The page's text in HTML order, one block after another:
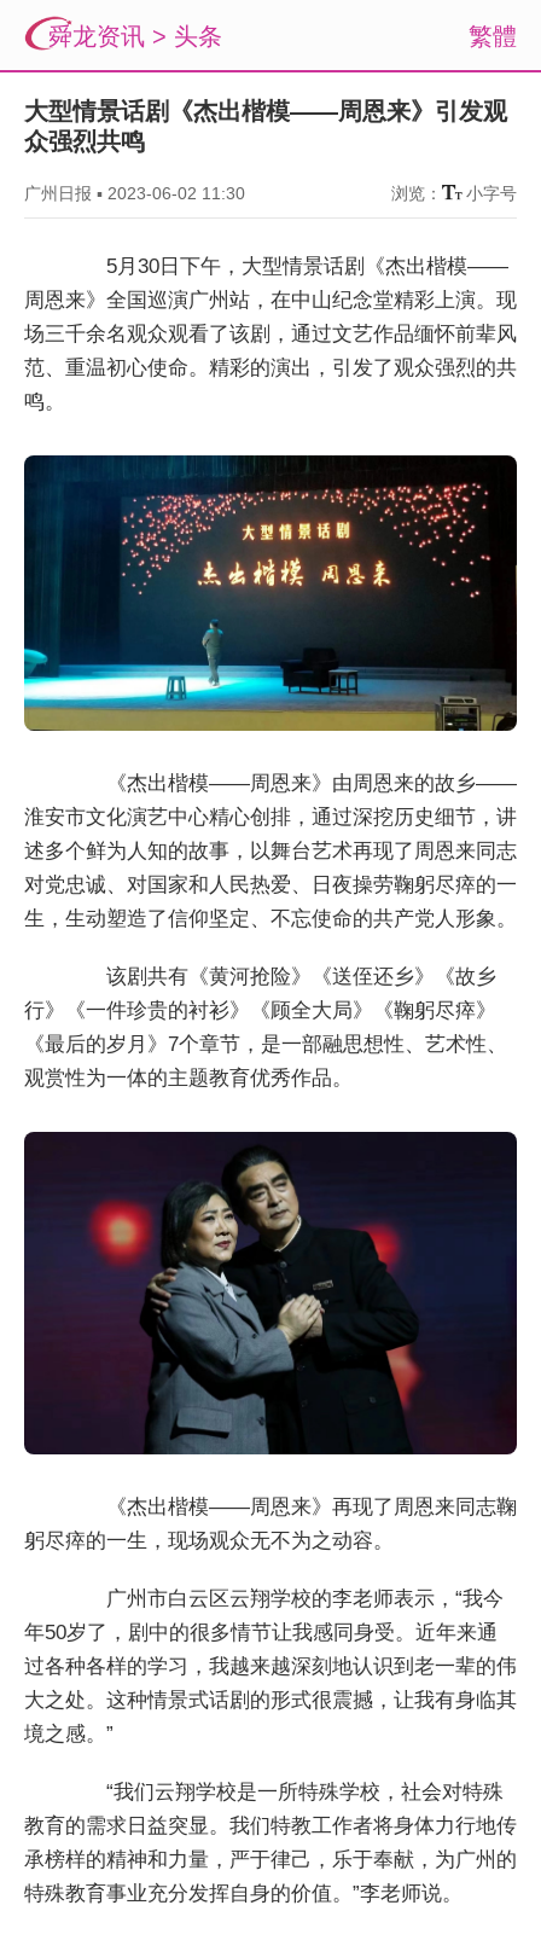
繁體
舜龙资讯 > 头条
大型情景话剧《杰出楷模——周恩来》引发观
众强烈共鸣
广州日报 ▪ 2023-06-02 11:30 浏览： 小字号
5月30日下午，大型情景话剧《杰出楷模——
周恩来》全国巡演广州站，在中山纪念堂精彩上演。现
场三千余名观众观看了该剧，通过文艺作品缅怀前辈风
范、重温初心使命。精彩的演出，引发了观众强烈的共
鸣。
《杰出楷模——周恩来》由周恩来的故乡——
淮安市文化演艺中心精心创排，通过深挖历史细节，讲
述多个鲜为人知的故事，以舞台艺术再现了周恩来同志
对党忠诚、对国家和人民热爱、日夜操劳鞠躬尽瘁的一
生，生动塑造了信仰坚定、不忘使命的共产党人形象。
该剧共有《黄河抢险》《送侄还乡》《故乡
行》《一件珍贵的衬衫》《顾全大局》《鞠躬尽瘁》
《最后的岁月》7个章节，是一部融思想性、艺术性、
观赏性为一体的主题教育优秀作品。
《杰出楷模——周恩来》再现了周恩来同志鞠
躬尽瘁的一生，现场观众无不为之动容。
广州市白云区云翔学校的李老师表示，“我今
年50岁了，剧中的很多情节让我感同身受。近年来通
过各种各样的学习，我越来越深刻地认识到老一辈的伟
大之处。这种情景式话剧的形式很震撼，让我有身临其
境之感。”
“我们云翔学校是一所特殊学校，社会对特殊
教育的需求日益突显。我们特教工作者将身体力行地传
承榜样的精神和力量，严于律己，乐于奉献，为广州的
特殊教育事业充分发挥自身的价值。”李老师说。